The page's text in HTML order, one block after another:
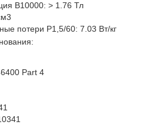
B10000: > 1.76 Тл
потери P1,5/60: 7.03 Вт/кг
Part 4
10341